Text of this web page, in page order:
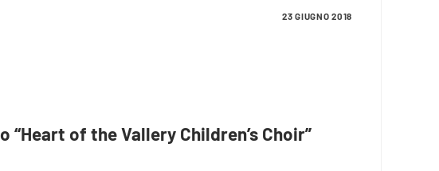
23 GIUGNO 2018
of the Vallery Children’s Choir”